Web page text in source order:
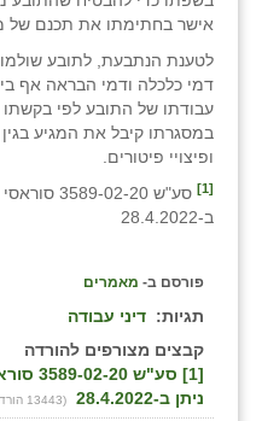
אישר בחתימתו את תכנם של
לטענת הנתבעת, לתובע
דמי כלכלה ודמי הבראה אף
עבודתו של התובע לפי בקשתו
במסגרתו קיבל את המגיע
ופיצויי פיטורים.
[1]
סע"ש
ב-28.4.2022
פורסם ב- מאמרים
תגיות: דיני עבודה
קבצים מצורפים להורדה
[1]
ניתן ב-28.4.2022
(13443 הורדות)